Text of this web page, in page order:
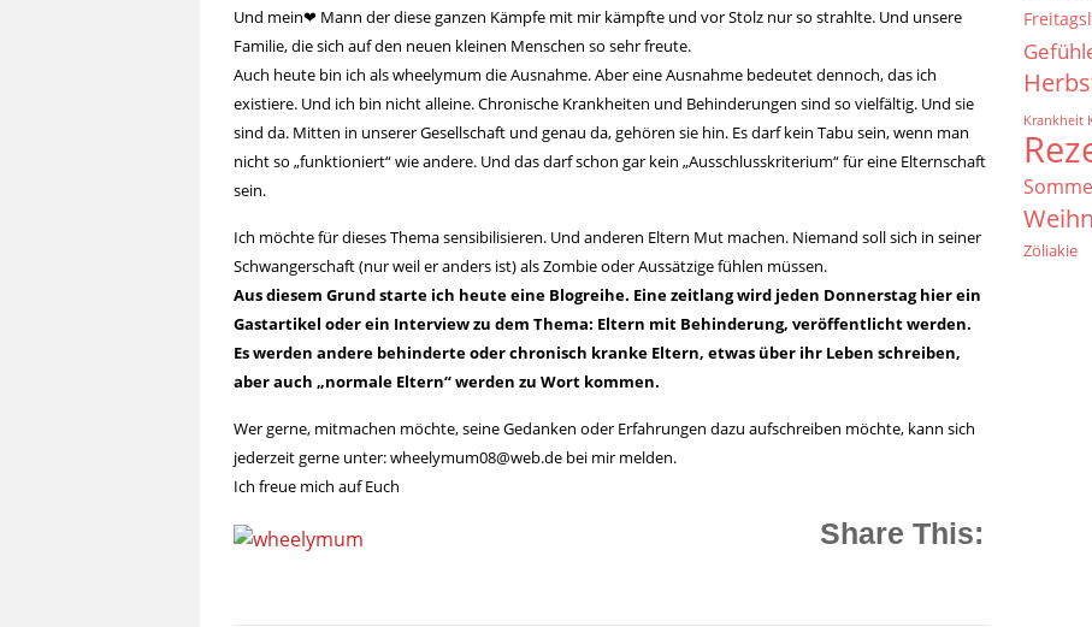
Und mein❤ Mann der diese ganzen Kämpfe mit mir kämpfte und vor Stolz nur so strahlte. Und unsere
Familie, die sich auf den neuen kleinen Menschen so sehr freute.
Auch heute bin ich als wheelymum die Ausnahme. Aber eine Ausnahme bedeutet dennoch, das ich
existiere. Und ich bin nicht alleine. Chronische Krankheiten und Behinderungen sind so vielfältig. Und sie
sind da. Mitten in unserer Gesellschaft und genau da, gehören sie hin. Es darf kein Tabu sein, wenn man
nicht so „funktioniert“ wie andere. Und das darf schon gar kein „Ausschlusskriterium“ für eine Elternschaft
sein.
Ich möchte für dieses Thema sensibilisieren. Und anderen Eltern Mut machen. Niemand soll sich in seiner
Schwangerschaft (nur weil er anders ist) als Zombie oder Aussätzige fühlen müssen.
Aus diesem Grund starte ich heute eine Blogreihe. Eine zeitlang wird jeden Donnerstag hier ein
Gastartikel oder ein Interview zu dem Thema: Eltern mit Behinderung, veröffentlicht werden.
Es werden andere behinderte oder chronisch kranke Eltern, etwas über ihr Leben schreiben,
aber auch „normale Eltern“ werden zu Wort kommen.
Wer gerne, mitmachen möchte, seine Gedanken oder Erfahrungen dazu aufschreiben möchte, kann sich
jederzeit gerne unter: wheelymum08@web.de bei mir melden.
Ich freue mich auf Euch
Share This:
Krankheit
Zöliakie